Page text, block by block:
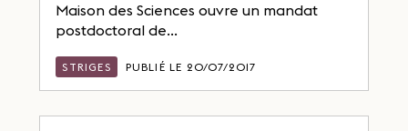
Maison des Sciences ouvre un mandat
postdoctoral de...
STRIGES PUBLIÉ LE 20/07/2017